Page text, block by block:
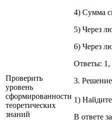
Проверить
уровень
сформированности
теоретических
знаний
4) Сумма
5) Через
6) Через
Ответы: 1,
3. Решение
1)
В ответе